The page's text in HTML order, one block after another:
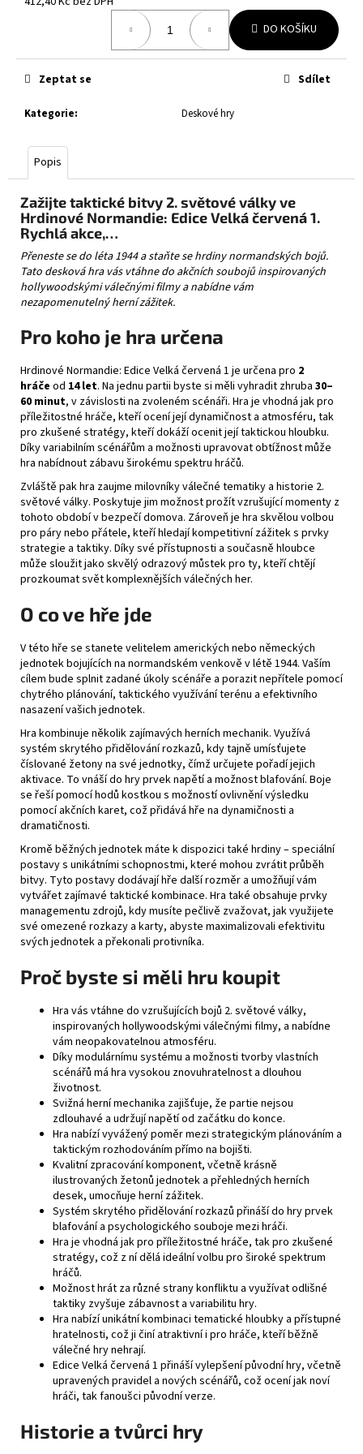
DO KOŠÍKU
Kategorie: Deskové hry
Zeptat se Sdílet
Popis
Zažijte taktické bitvy 2. světové války ve
Hrdinové Normandie: Edice Velká červená 1.
Rychlá akce,…
Přeneste se do léta 1944 a staňte se hrdiny normandských bojů.
Tato desková hra vás vtáhne do akčních soubojů inspirovaných
hollywoodskými válečnými filmy a nabídne vám
nezapomenutelný herní zážitek.
Pro koho je hra určena
Hrdinové Normandie: Edice Velká červená 1 je určena pro 2
hráče od 14 let. Na jednu partii byste si měli vyhradit zhruba 30–
60 minut, v závislosti na zvoleném scénáři. Hra je vhodná jak pro
příležitostné hráče, kteří ocení její dynamičnost a atmosféru, tak
pro zkušené stratégy, kteří dokáží ocenit její taktickou hloubku.
Díky variabilním scénářům a možnosti upravovat obtížnost může
hra nabídnout zábavu širokému spektru hráčů.
Zvláště pak hra zaujme milovníky válečné tematiky a historie 2.
světové války. Poskytuje jim možnost prožít vzrušující momenty z
tohoto období v bezpečí domova. Zároveň je hra skvělou volbou
pro páry nebo přátele, kteří hledají kompetitivní zážitek s prvky
strategie a taktiky. Díky své přístupnosti a současně hloubce
může sloužit jako skvělý odrazový můstek pro ty, kteří chtějí
prozkoumat svět komplexnějších válečných her.
O co ve hře jde
V této hře se stanete velitelem amerických nebo německých
jednotek bojujících na normandském venkově v létě 1944. Vaším
cílem bude splnit zadané úkoly scénáře a porazit nepřítele pomocí
chytrého plánování, taktického využívání terénu a efektivního
nasazení vašich jednotek.
Hra kombinuje několik zajímavých herních mechanik. Využívá
systém skrytého přidělování rozkazů, kdy tajně umísťujete
číslované žetony na své jednotky, čímž určujete pořadí jejich
aktivace. To vnáší do hry prvek napětí a možnost blafování. Boje
se řeší pomocí hodů kostkou s možností ovlivnění výsledku
pomocí akčních karet, což přidává hře na dynamičnosti a
dramatičnosti.
Kromě běžných jednotek máte k dispozici také hrdiny – speciální
postavy s unikátními schopnostmi, které mohou zvrátit průběh
bitvy. Tyto postavy dodávají hře další rozměr a umožňují vám
vytvářet zajímavé taktické kombinace. Hra také obsahuje prvky
managementu zdrojů, kdy musíte pečlivě zvažovat, jak využijete
své omezené rozkazy a karty, abyste maximalizovali efektivitu
svých jednotek a překonali protivníka.
Proč byste si měli hru koupit
Hra vás vtáhne do vzrušujících bojů 2. světové války,
inspirovaných hollywoodskými válečnými filmy, a nabídne
vám neopakovatelnou atmosféru.
Díky modulárnímu systému a možnosti tvorby vlastních
scénářů má hra vysokou znovuhratelnost a dlouhou
životnost.
Svižná herní mechanika zajišťuje, že partie nejsou
zdlouhavé a udržují napětí od začátku do konce.
Hra nabízí vyvážený poměr mezi strategickým plánováním a
taktickým rozhodováním přímo na bojišti.
Kvalitní zpracování komponent, včetně krásně
ilustrovaných žetonů jednotek a přehledných herních
desek, umocňuje herní zážitek.
Systém skrytého přidělování rozkazů přináší do hry prvek
blafování a psychologického souboje mezi hráči.
Hra je vhodná jak pro příležitostné hráče, tak pro zkušené
stratégy, což z ní dělá ideální volbu pro široké spektrum
hráčů.
Možnost hrát za různé strany konfliktu a využívat odlišné
taktiky zvyšuje zábavnost a variabilitu hry.
Hra nabízí unikátní kombinaci tematické hloubky a přístupné
hratelnosti, což ji činí atraktivní i pro hráče, kteří běžně
válečné hry nehrají.
Edice Velká červená 1 přináší vylepšení původní hry, včetně
upravených pravidel a nových scénářů, což ocení jak noví
hráči, tak fanoušci původní verze.
Historie a tvůrci hry
e
m
TCG:
FIRST
PARTNER
ILLUSTRATION
COLLECTION
SERIES
999
Kč